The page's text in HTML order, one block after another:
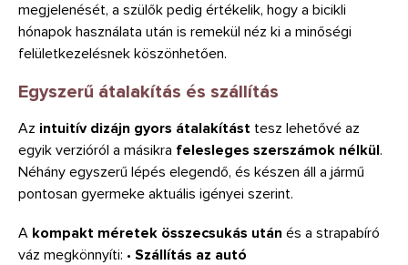
megjelenését, a szülők pedig értékelik, hogy a bicikli
hónapok használata után is remekül néz ki a minőségi
felületkezelésnek köszönhetően.
Egyszerű átalakítás és szállítás
Az intuitív dizájn gyors átalakítást tesz lehetővé az
egyik verzióról a másikra felesleges szerszámok nélkül.
Néhány egyszerű lépés elegendő, és készen áll a jármű
pontosan gyermeke aktuális igényei szerint.
A kompakt méretek összecsukás után és a strapabíró
váz megkönnyíti: • Szállítás az autó